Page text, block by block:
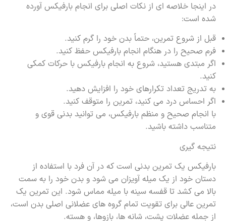
در اینجا خلاصه ای از نکات اصلی برای انجام بارفیکس آورده
شده است:
قبل از شروع تمرین، حتماً بدن خود را گرم کنید.
فرم صحیح را در هنگام انجام بارفیکس حفظ کنید.
اگر مبتدی هستید، شروع به انجام بارفیکس با حرکات کمکی
کنید.
به تدریج تعداد تکرارهای خود را افزایش دهید.
اگر احساس درد می کنید، تمرین را متوقف کنید.
با انجام صحیح و منظم بارفیکس، می توانید بدنی قوی و
متناسب داشته باشید.
نتیجه گیری
بارفیکس یک تمرین بدنی است که در آن فرد با استفاده از
دستان خود از یک میله آویزان می شود و بدن خود را به سمت
بالا می کشد تا قفسه سینه با میله مماس شود. این تمرین یک
تمرین عالی برای تقویت تمام گروه های عضلانی اصلی بدن است،
از جمله عضلات پشت، شانه ها، بازوها، و هسته.